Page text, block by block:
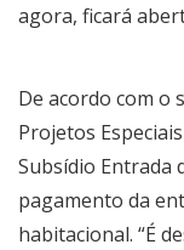
agora, ficará
De acordo com o
Projetos
Subsídio Entrada
pagamento da
habitacional. “É